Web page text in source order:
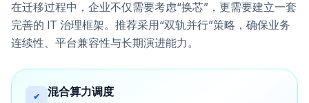
在迁移过程中，企业不仅需要考虑“换芯”，更需要建立一套
完善的 IT 治理框架。推荐采用“双轨并行”策略，确保业务
连续性、平台兼容性与长期演进能力。
✔ 混合算力调度